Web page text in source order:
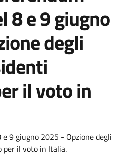
8 e 9 giugno
degli
il voto in
notizia
9 giugno 2025 - Opzione degli
il voto in Italia.